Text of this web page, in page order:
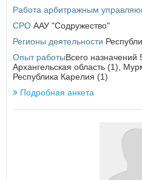
Работа арбитражным
СРО ААУ "Содружество"
Регионы деятельности
Опыт работыВсего назначений
Архангельская область (1),
Республика Карелия (1)
Подробная анкета